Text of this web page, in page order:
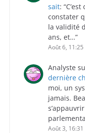
sait: “
constater
la validité
ans, et…”
Août 6, 11:25
Analyste
dernière
moi, un
jamais.
Août 3, 16:31